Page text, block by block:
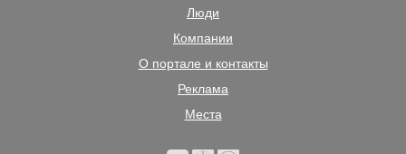
Люди
Компании
О портале и контакты
Реклама
Места